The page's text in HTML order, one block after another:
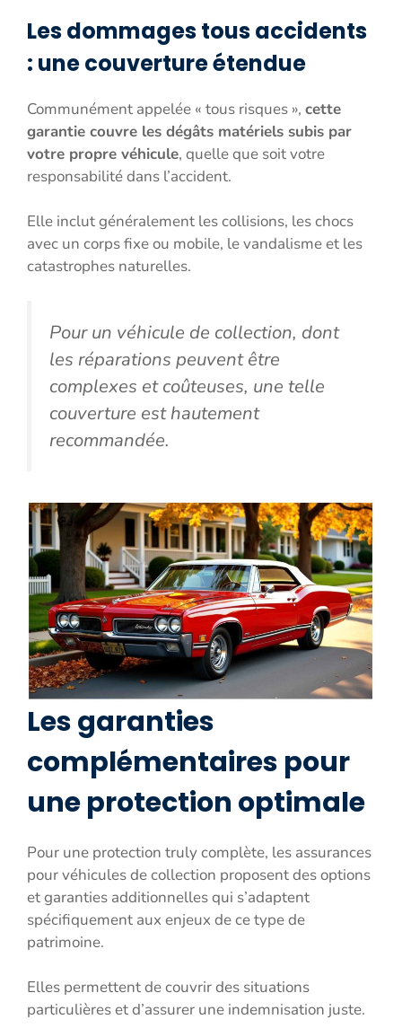
Les dommages tous accidents
: une couverture étendue
Communément appelée « tous risques », cette
garantie couvre les dégâts matériels subis par
votre propre véhicule, quelle que soit votre
responsabilité dans l’accident.
Elle inclut généralement les collisions, les chocs
avec un corps fixe ou mobile, le vandalisme et les
catastrophes naturelles.
Pour un véhicule de collection, dont
les réparations peuvent être
complexes et coûteuses, une telle
couverture est hautement
recommandée.
Les garanties
complémentaires pour
une protection optimale
Pour une protection truly complète, les assurances
pour véhicules de collection proposent des options
et garanties additionnelles qui s’adaptent
spécifiquement aux enjeux de ce type de
patrimoine.
Elles permettent de couvrir des situations
particulières et d’assurer une indemnisation juste.